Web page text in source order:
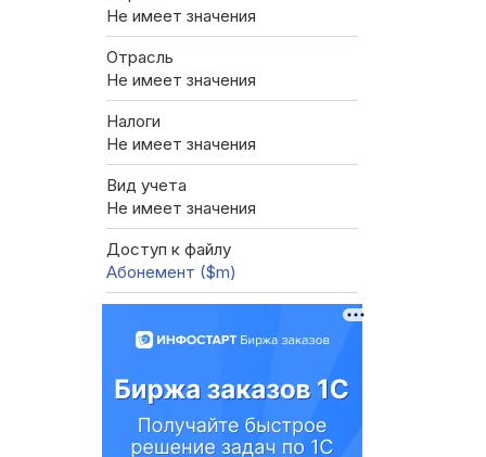
Не имеет значения
Отрасль
Не имеет значения
Налоги
Не имеет значения
Вид учета
Не имеет значения
Доступ к файлу
Абонемент ($m)